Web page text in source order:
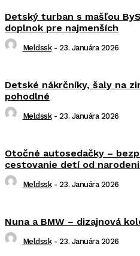
Detský turban s mašľou
doplnok pre najmenších
Meldssk - 23. Januára 2026
Detské nákrčníky, šaly na
pohodlné
Meldssk - 23. Januára 2026
Otočné autosedačky –
cestovanie detí od
Meldssk - 23. Januára 2026
Nuna a BMW – dizajnová
Meldssk - 23. Januára 2026